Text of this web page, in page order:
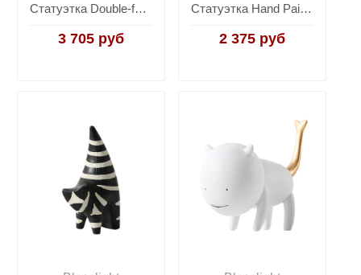
Статуэтка Double-faced ceramic decoration
3 705 руб
Статуэтка Hand Painted Cat ornament-B
2 375 руб